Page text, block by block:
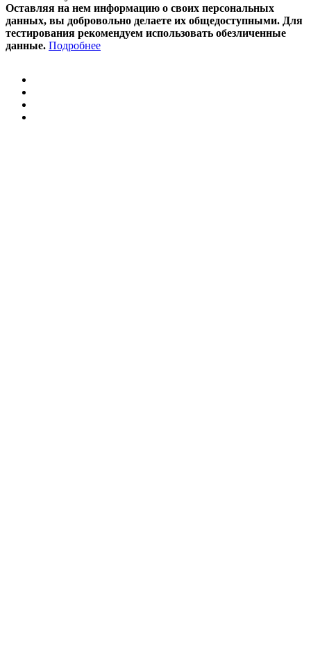
Оставляя на нем информацию о своих персональных
данных, вы добровольно делаете их общедоступными. Для
тестирования рекомендуем использовать обезличенные
данные. Подробнее